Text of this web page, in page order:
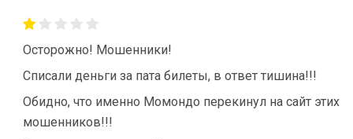
Осторожно! Мошенники!
Списали деньги за пата билеты, в ответ тишина!!!
Обидно, что именно Момондо перекинул на сайт этих
мошенников!!!